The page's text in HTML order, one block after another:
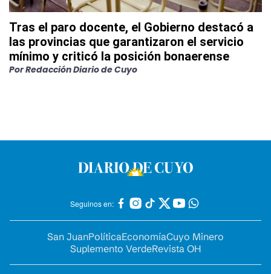
Tras el paro docente, el Gobierno destacó a
las provincias que garantizaron el servicio
mínimo y criticó la posición bonaerense
PorRedacción Diario de Cuyo
Seguinos en:
San JuanPolíticaEconomíaCuyo Minero
Suplemento VerdeRevista OH